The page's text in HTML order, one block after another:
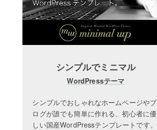
シンプルでミニマル
WordPressテーマ
シンプルでおしゃれなホームページやブ
ログが誰でも簡単に作れる、初心者に優
しい国産WordPressテンプレートです。